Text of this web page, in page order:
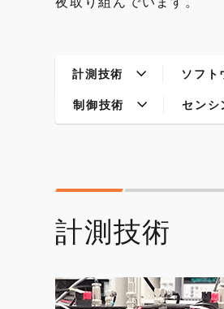
計測技術 ソフト
制御技術 センシ
計測技術